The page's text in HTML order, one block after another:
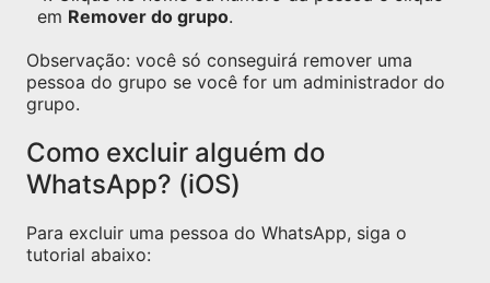
em Remover do grupo.
Observação: você só conseguirá remover uma
pessoa do grupo se você for um administrador do
grupo.
Como excluir alguém do
WhatsApp? (iOS)
Para excluir uma pessoa do WhatsApp, siga o
tutorial abaixo: